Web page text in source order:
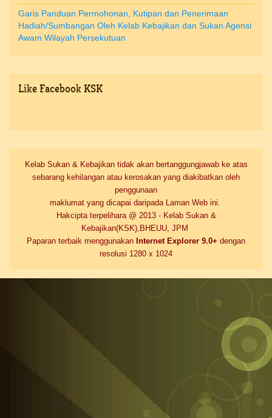
Garis Panduan Permohonan, Kutipan dan Penerimaan
Hadiah/Sumbangan Oleh Kelab Kebajikan dan Sukan Agensi
Awam Wilayah Persekutuan
LikeFacebook KSK
Kelab Sukan & Kebajikan tidak akan bertanggungjawab ke atas
sebarang kehilangan atau kerosakan yang diakibatkan oleh
penggunaan
maklumat yang dicapai daripada Laman Web ini.
Hakcipta terpelihara @ 2013 - Kelab Sukan &
Kebajikan(KSK),BHEUU, JPM
Paparan terbaik menggunakan Internet Explorer 9.0+ dengan
resolusi 1280 x 1024